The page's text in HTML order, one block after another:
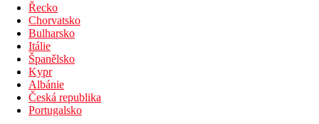
Řecko
Chorvatsko
Bulharsko
Itálie
Španělsko
Kypr
Albánie
Česká republika
Portugalsko